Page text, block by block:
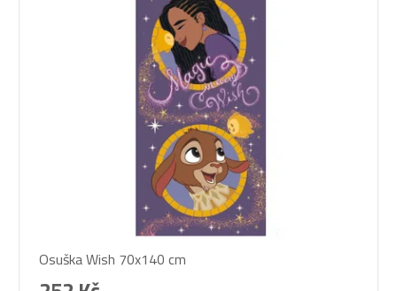
Osuška Wish 70x140 cm